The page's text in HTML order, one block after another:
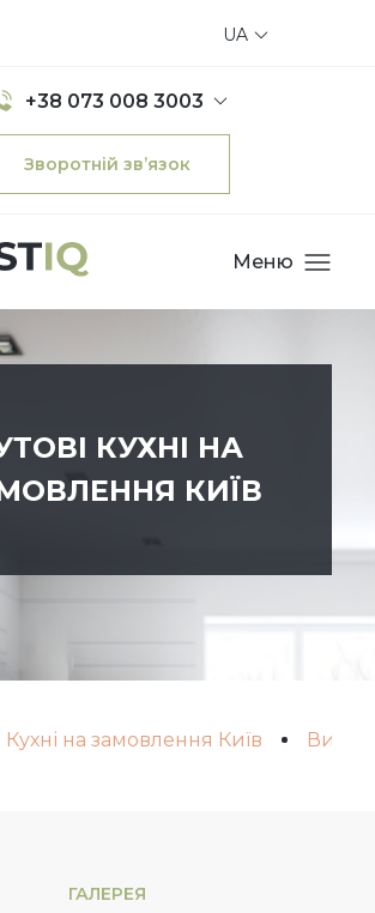
+38 073 008 3003
Зворотній зв’язок
UA
Меню
КУХНІ НА
КИЇВ
Кухні на замовлення Київ Види
ГАЛЕРЕЯ